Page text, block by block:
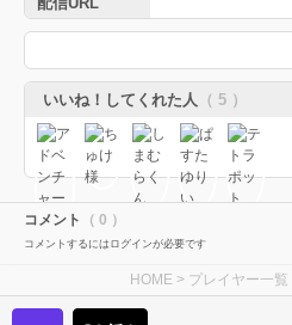
いいね！してくれた人 （ 5 ）
コメント （ 0 ）
コメントするにはログインが必要です
HOME > プレイヤー一覧